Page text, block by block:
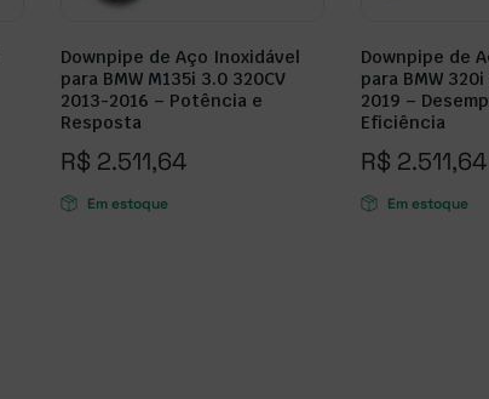
Downpipe de Aço Inoxidável
para BMW M135i 3.0 320CV
2013-2016 – Potência e
Resposta
R$ 2.511,64
Em estoque
Downpipe de
para BMW
2019 –
Eficiência
R$ 2.511,64
Em estoque